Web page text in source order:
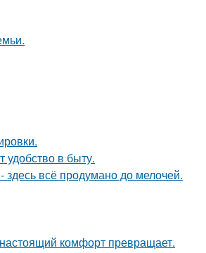
удобство в быту.
всё продумано до мелочей.
комфорт превращает.